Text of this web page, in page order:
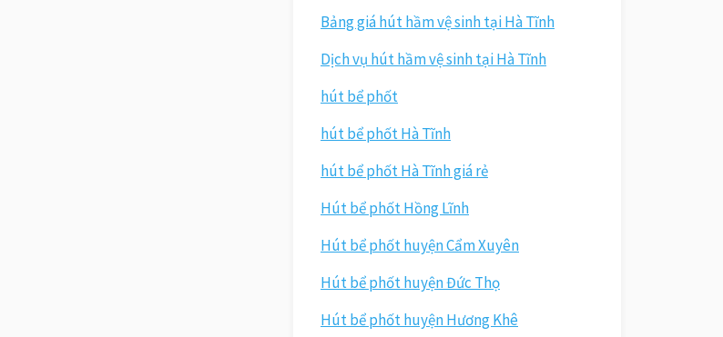
Bảng giá hút hầm vệ sinh tại Hà Tĩnh
Dịch vụ hút hầm vệ sinh tại Hà Tĩnh
hút bể phốt
hút bể phốt Hà Tĩnh
hút bể phốt Hà Tĩnh giá rẻ
Hút bể phốt Hồng Lĩnh
Hút bể phốt huyện Cẩm Xuyên
Hút bể phốt huyện Đức Thọ
Hút bể phốt huyện Hương Khê